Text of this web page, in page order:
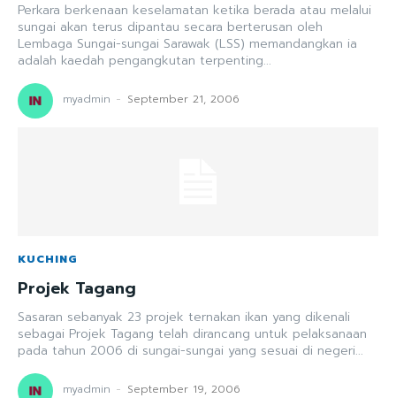
Perkara berkenaan keselamatan ketika berada atau melalui
sungai akan terus dipantau secara berterusan oleh
Lembaga Sungai-sungai Sarawak (LSS) memandangkan ia
adalah kaedah pengangkutan terpenting...
myadmin - September 21, 2006
KUCHING
Projek Tagang
Sasaran sebanyak 23 projek ternakan ikan yang dikenali
sebagai Projek Tagang telah dirancang untuk pelaksanaan
pada tahun 2006 di sungai-sungai yang sesuai di negeri...
myadmin - September 19, 2006